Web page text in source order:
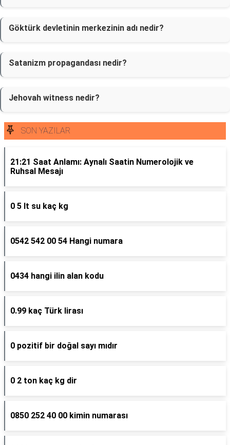
Göktürk devletinin merkezinin adı nedir?
Satanizm propagandası nedir?
Jehovah witness nedir?
SON YAZILAR
21:21 Saat Anlamı: Aynalı Saatin Numerolojik ve
Ruhsal Mesajı
0 5 lt su kaç kg
0542 542 00 54 Hangi numara
0434 hangi ilin alan kodu
0.99 kaç Türk lirası
0 pozitif bir doğal sayı mıdır
0 2 ton kaç kg dir
0850 252 40 00 kimin numarası